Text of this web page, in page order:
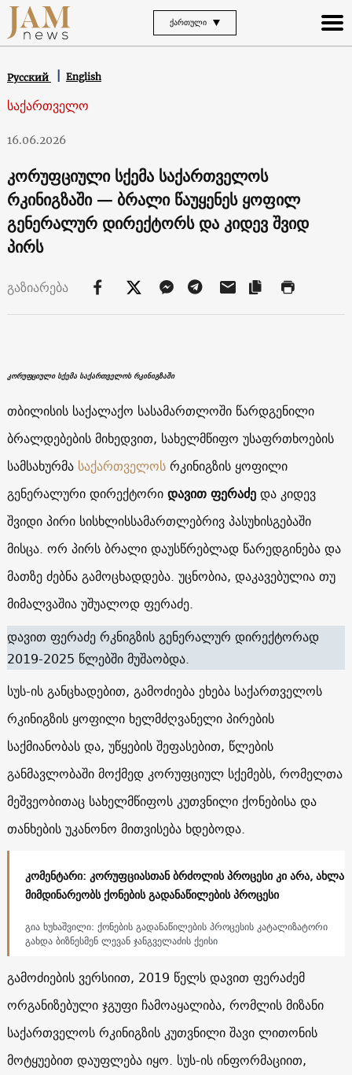
ᲥᲐᲠᲗᲣᲚᲘ
Русский English
საქართველო
16.06.2026
კორუფციული სქემა საქართველოს
რკინიგზაში — ბრალი წაუყენეს ყოფილ
გენერალურ დირექტორს და კიდევ შვიდ
პირს
გაზიარება
კორუფციული სქემა საქართველოს რკინიგზაში
თბილისის საქალაქო სასამართლოში წარდგენილი
ბრალდებების მიხედვით, სახელმწიფო უსაფრთხოების
სამსახურმა საქართველოსრკინიგზის ყოფილი
გენერალური დირექტორიდავით ფერაძედა კიდევ
შვიდი პირი სისხლისსამართლებრივ პასუხისგებაში
მისცა. ორ პირს ბრალი დაუსწრებლად წარედგინება და
მათზე ძებნა გამოცხადდება. უცნობია, დაკავებულია თუ
მიმალვაშია უშუალოდ ფერაძე.
დავით ფერაძე რკნიგზის გენერალურ დირექტორად
2019-2025 წლებში მუშაობდა.
სუს-ის განცხადებით, გამოძიება ეხება საქართველოს
რკინიგზის ყოფილი ხელმძღვანელი პირების
საქმიანობას და, უწყების შეფასებით, წლების
განმავლობაში მოქმედ კორუფციულ სქემებს, რომელთა
მეშვეობითაც სახელმწიფოს კუთვნილი ქონებისა და
თანხების უკანონო მითვისება ხდებოდა.
კომენტარი: კორუფციასთან ბრძოლის პროცესი კი არა, ახლა
მიმდინარეობს ქონების გადანაწილების პროცესი
გია ხუხაშვილი: ქონების გადანაწილების პროცესის კატალიზატორი
გახდა ბიზნესმენ ლევან ჯანგველაძის ქეისი
გამოძიების ვერსიით, 2019 წელს დავით ფერაძემ
ორგანიზებული ჯგუფი ჩამოაყალიბა, რომლის მიზანი
საქართველოს რკინიგზის კუთვნილი შავი ლითონის
მოტყუებით დაუფლება იყო. სუს-ის ინფორმაციით,